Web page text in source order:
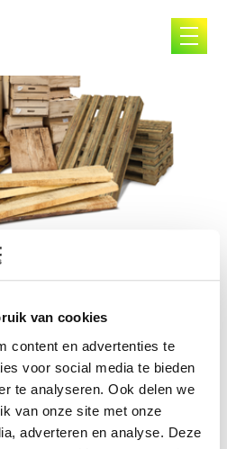
van cookies
content en advertenties te
voor social media te bieden
te analyseren. Ook delen we
van onze site met onze
adverteren en analyse. Deze